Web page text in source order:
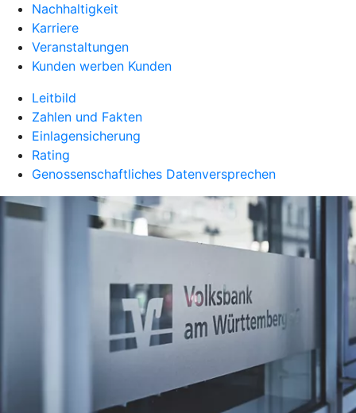
Nachhaltigkeit
Karriere
Veranstaltungen
Kunden werben Kunden
Leitbild
Zahlen und Fakten
Einlagensicherung
Rating
Genossenschaftliches Datenversprechen